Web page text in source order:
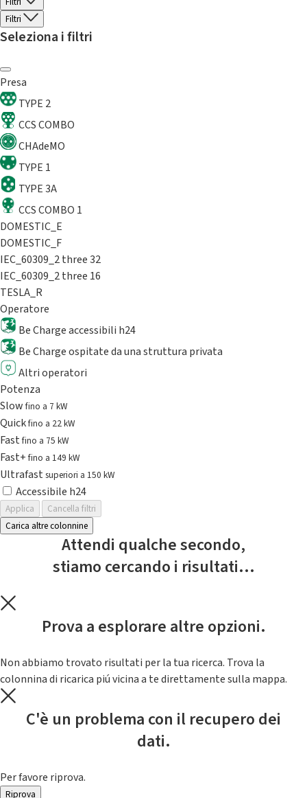
Filtri
Seleziona i filtri
Presa
TYPE 2
CCS COMBO
CHAdeMO
TYPE 1
TYPE 3A
CCS COMBO 1
DOMESTIC_E
DOMESTIC_F
IEC_60309_2 three 32
IEC_60309_2 three 16
TESLA_R
Operatore
Be Charge accessibili h24
Be Charge ospitate da una struttura privata
Altri operatori
Potenza
Slowfino a 7 kW
Quickfino a 22 kW
Fastfino a 75 kW
Fast+fino a 149 kW
Ultrafast superiori a 150 kW
Accessibile h24
Applica
Cancella filtri
Carica altre colonnine
Attendi qualche secondo,
stiamo cercando i risultati...
Prova a esplorare altre opzioni.
Non abbiamo trovato risultati per la tua ricerca. Trova la
colonnina di ricarica piú vicina a te direttamente sulla mappa.
C'è un problema con il recupero dei
dati.
Per favore riprova.
Riprova